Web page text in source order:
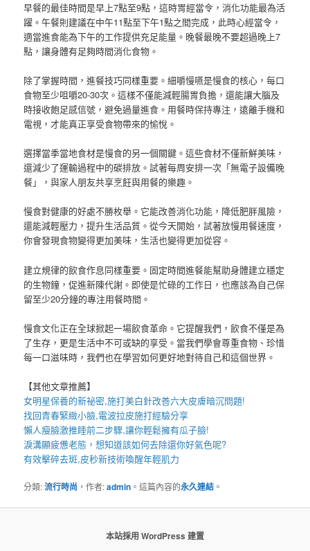
早餐的最佳時間是早上7點至9點，這時胃經當令，消化功能最為活
躍。午餐則建議在中午11點至下午1點之間完成，此時心經當令，
適當進食能為下午的工作提供充足能量。晚餐最晚不要超過晚上7
點，讓身體有足夠時間消化食物。
除了掌握時間，進餐技巧同樣重要。細嚼慢嚥是慢食的核心，每口
食物至少咀嚼20-30次。這樣不僅能減輕腸胃負擔，還能讓大腦及
時接收飽足感信號，避免過量進食。用餐時保持專注，遠離手機和
電視，才能真正享受食物帶來的愉悅。
選擇當季當地食材是慢食的另一個關鍵。這些食材不僅新鮮美味，
還減少了運輸過程中的碳排放。試著每周安排一次「無電子設備晚
餐」，與家人朋友共享烹飪與用餐的樂趣。
慢食對健康的好處不勝枚舉。它能改善消化功能，降低肥胖風險，
還能減輕壓力，提升生活品質。從今天開始，試著放慢用餐速度，
你會發現食物變得更加美味，生活也變得更加從容。
建立規律的飲食作息同樣重要。固定時間進餐能幫助身體建立穩定
的生物鐘，促進新陳代謝。即使是忙碌的工作日，也應該為自己保
留至少20分鐘的專注用餐時間。
慢食文化正在全球掀起一場飲食革命。它提醒我們，飲食不僅是為
了生存，更是生活中不可或缺的享受。當我們學會尊重食物、珍惜
每一口滋味時，我們也在學習如何更好地對待自己和這個世界。
【其他文章推薦】
女明星保養的新祕密,施打美白針改善六大皮膚暗沉問題!
找回青春緊緻小臉,電波拉皮施打經驗分享
懶人瘦臉激推睡前二步驟,讓你輕鬆擁有瓜子臉!
淚溝顯疲憊老態，想知道該如何去除還你好氣色呢?
有效擊碎去斑,皮秒新技術喚醒年輕肌力
分類:流行時尚 ，作者:admin 。這篇內容的永久連結 。
本站採用 WordPress 建置